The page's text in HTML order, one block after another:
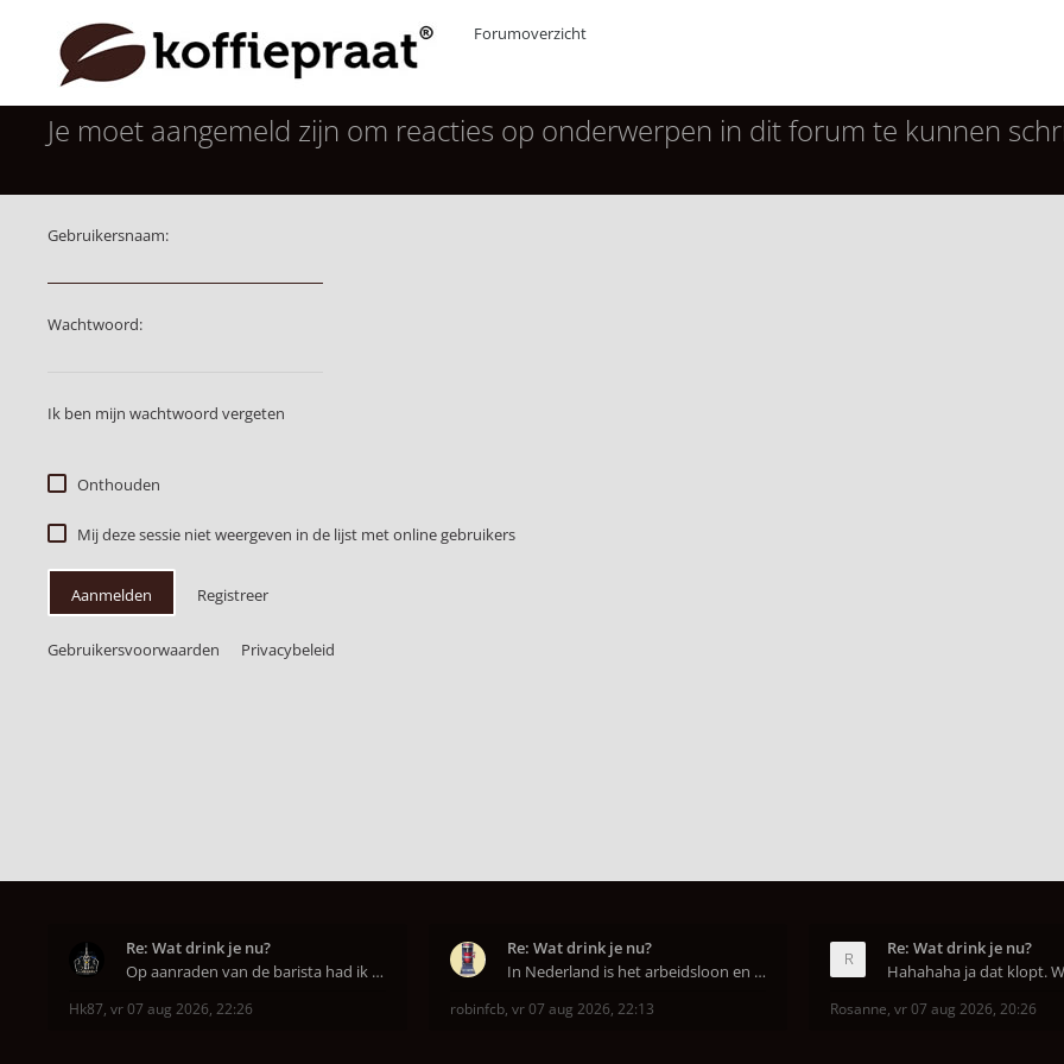
Forumoverzicht
Je moet aangemeld zijn om reacties op onderwerpen in dit forum te kunnen
Gebruikersnaam:
Wachtwoord:
Ik ben mijn wachtwoord vergeten
Onthouden
Mij deze sessie niet weergeven in de lijst met online gebruikers
Aanmelden Registreer
Gebruikersvoorwaarden Privacybeleid
Re: Wat drink je nu?
Op aanraden van de barista had ik Purple Rain maa
Hk87, vr 07 aug 2026, 22:26
Re: Wat drink je nu?
In Nederland is het arbeidsloon en de winkelhuur o
robinfcb, vr 07 aug 2026, 22:13
Re: Wat drink je nu?
Rosanne, vr 07 aug 2026, 20:26